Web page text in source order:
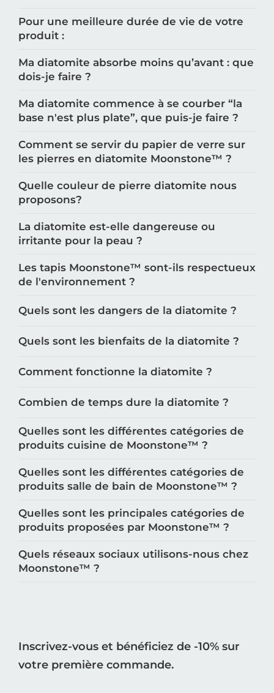
Pour une meilleure durée de vie de votre
produit :
Ma diatomite absorbe moins qu’avant : que
dois-je faire ?
Ma diatomite commence à se courber “la
base n'est plus plate”, que puis-je faire ?
Comment se servir du papier de verre sur
les pierres en diatomite Moonstone™️ ?
Quelle couleur de pierre diatomite nous
proposons?
La diatomite est-elle dangereuse ou
irritante pour la peau ?
Les tapis Moonstone™️ sont-ils respectueux
de l'environnement ?
Quels sont les dangers de la diatomite ?
Quels sont les bienfaits de la diatomite ?
Comment fonctionne la diatomite ?
Combien de temps dure la diatomite ?
Quelles sont les différentes catégories de
produits cuisine de Moonstone™️ ?
Quelles sont les différentes catégories de
produits salle de bain de Moonstone™️ ?
Quelles sont les principales catégories de
produits proposées par Moonstone™️ ?
Quels réseaux sociaux utilisons-nous chez
Moonstone™️ ?
Inscrivez-vous et bénéficiez de -10% sur
votre première commande.